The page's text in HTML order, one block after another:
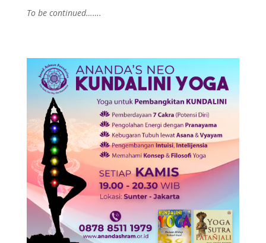
To be continued…….